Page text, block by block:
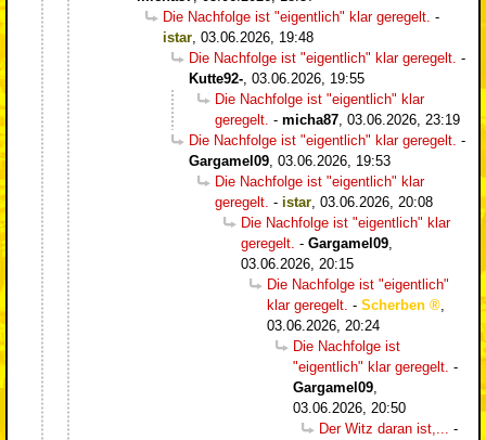
Die Nachfolge ist "eigentlich" klar geregelt. -
istar, 03.06.2026, 19:48
Die Nachfolge ist "eigentlich" klar geregelt. -
Kutte92-, 03.06.2026, 19:55
Die Nachfolge ist "eigentlich" klar
geregelt. - micha87, 03.06.2026, 23:19
Die Nachfolge ist "eigentlich" klar geregelt. -
Gargamel09, 03.06.2026, 19:53
Die Nachfolge ist "eigentlich" klar
geregelt. - istar, 03.06.2026, 20:08
Die Nachfolge ist "eigentlich" klar
geregelt. - Gargamel09,
03.06.2026, 20:15
Die Nachfolge ist "eigentlich"
klar geregelt. - Scherben
,
03.06.2026, 20:24
Die Nachfolge ist
"eigentlich" klar geregelt. -
Gargamel09,
03.06.2026, 20:50
Der Witz daran ist,... -